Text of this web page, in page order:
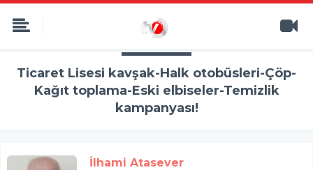
Ticaret Lisesi kavşak-Halk otobüsleri-Çöp-
Kağıt toplama-Eski elbiseler-Temizlik
kampanyası!
İlhami Atasever